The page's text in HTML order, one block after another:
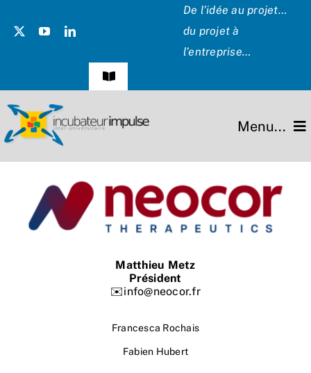
De l’idée au projet…
du projet à
l’entreprise…
Navigation
Témoignages
Les Présidents
Hommage
Menu...
Missions
Matthieu Metz
Président
✉️info@neocor.fr
Francesca Rochais
Fabien Hubert